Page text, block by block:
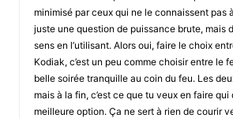
minimisé par ceux qui ne le connaissent pas
juste une question de puissance brute, mais
sens en l’utilisant. Alors oui, faire le choix
Kodiak, c’est un peu comme choisir entre le
belle soirée tranquille au coin du feu. Les
mais à la fin, c’est ce que tu veux en faire qui
meilleure option. Ça ne sert à rien de courir